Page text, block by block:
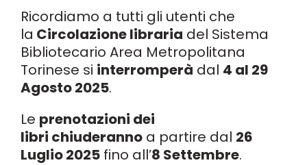
Ricordiamo a tutti gli utenti che
la Circolazione libraria del Sistema
Bibliotecario Area Metropolitana
Torinese si interromperà dal 4 al 29
Agosto 2025.
Le prenotazioni dei
libri chiuderanno a partire dal 26
Luglio 2025 fino all’8 Settembre.